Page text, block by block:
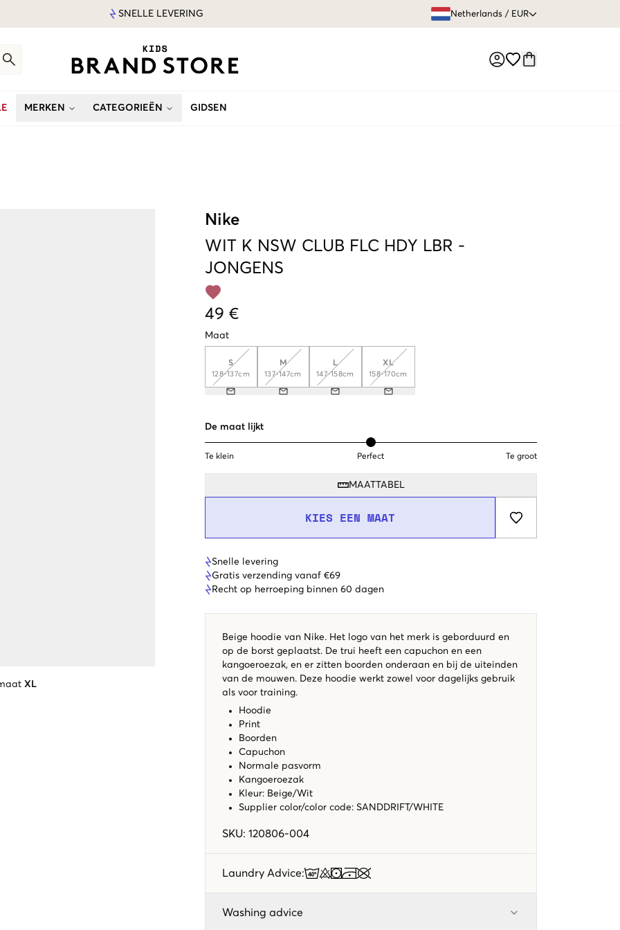
SNELLE LEVERING Netherlands / EUR
MERKEN CATEGORIEËN GIDSEN
XL
Nike
WIT K NSW CLUB FLC HDY LBR -
JONGENS
49 €
Maat
S
128-137cm
M
137-147cm
L
147-158cm
XL
158-170cm
De maat lijkt
Te klein Perfect Te groot
MAATTABEL
KIES EEN MAAT
Snelle levering
Gratis verzending vanaf €69
Recht op herroeping binnen 60 dagen
Beige hoodie van Nike. Het logo van het merk is geborduurd en
op de borst geplaatst. De trui heeft een capuchon en een
kangoeroezak, en er zitten boorden onderaan en bij de uiteinden
van de mouwen. Deze hoodie werkt zowel voor dagelijks gebruik
als voor training.
Hoodie
Print
Boorden
Capuchon
Normale pasvorm
Kangoeroezak
Kleur: Beige/Wit
Supplier color/color code: SANDDRIFT/WHITE
SKU: 120806-004
Laundry Advice:
Washing advice